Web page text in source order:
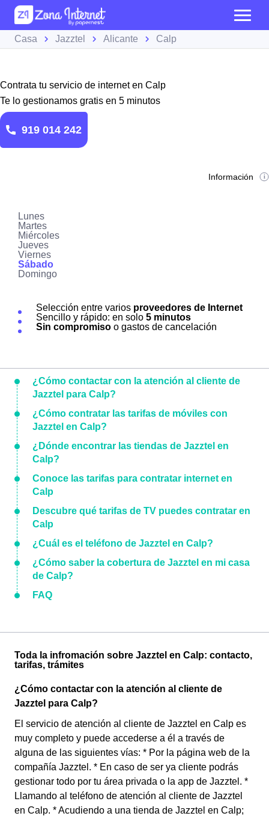
Casa Jazztel Alicante Calp
Contrata tu servicio de internet en Calp
Te lo gestionamos gratis en 5 minutos
919 014 242
Información
Lunes
Martes
Miércoles
Jueves
Viernes
Sábado
Domingo
Selección entre varios proveedores de Internet
Sencillo y rápido: en solo 5 minutos
Sin compromiso o gastos de cancelación
¿Cómo contactar con la atención al cliente de
Jazztel para Calp?
¿Cómo contratar las tarifas de móviles con
Jazztel en Calp?
¿Dónde encontrar las tiendas de Jazztel en
Calp?
Conoce las tarifas para contratar internet en
Calp
Descubre qué tarifas de TV puedes contratar en
Calp
¿Cuál es el teléfono de Jazztel en Calp?
¿Cómo saber la cobertura de Jazztel en mi casa
de Calp?
FAQ
Toda la infromación sobre Jazztel en Calp: contacto,
tarifas, trámites
¿Cómo contactar con la atención al cliente de
Jazztel para Calp?
El servicio de atención al cliente de Jazztel en Calp es
muy completo y puede accederse a él a través de
alguna de las siguientes vías: * Por la página web de la
compañía Jazztel. * En caso de ser ya cliente podrás
gestionar todo por tu área privada o la app de Jazztel. *
Llamando al teléfono de atención al cliente de Jazztel
en Calp. * Acudiendo a una tienda de Jazztel en Calp;